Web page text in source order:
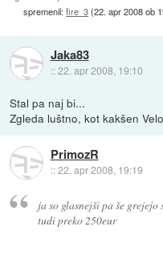
spremenil:fire_3(22. apr 2008 ob
Jaka83
::22. apr 2008, 19:10
Stal pa naj bi...
Zgleda luštno, kot kakšen
PrimozR
::22. apr 2008, 19:19
ja so glasnejši pa še
tudi preko 250eur